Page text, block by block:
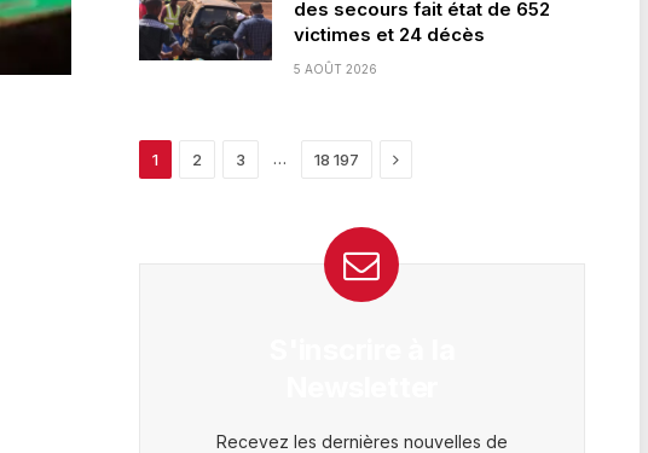
des secours fait état de 652
victimes et 24 décès
5 AOÛT 2026
1 2 3 … 18 197 Next
Recevez les dernières nouvelles de